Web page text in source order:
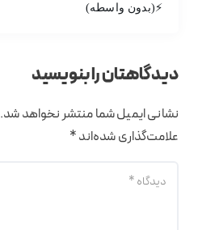
⚡(بدون واسطه)
دیدگاهتان را بنویسید
نشانی ایمیل شما منتشر نخواهد شد.
علامت‌گذاری شده‌اند*